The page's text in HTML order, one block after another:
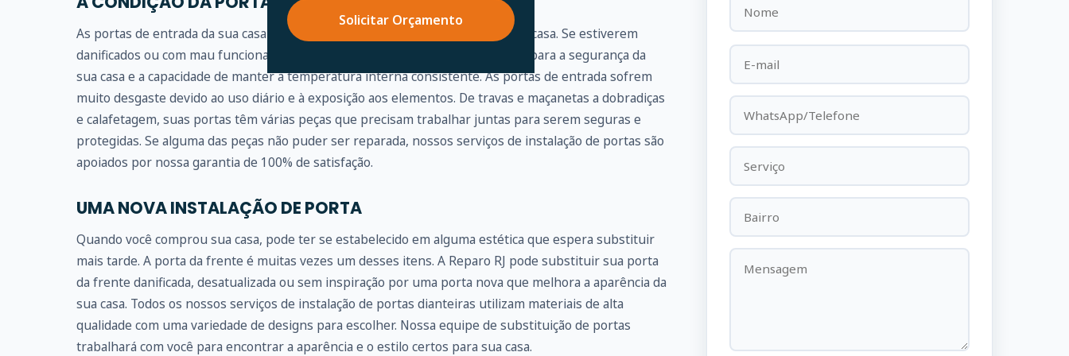
Solicitar Orçamento
As portas de entrada da sua casa são literalmente a porta de entrada para sua casa. Se estiverem
danificados ou com mau funcionamento, podem representar um grande risco para a segurança da
sua casa e a capacidade de manter a temperatura interna consistente. As portas de entrada sofrem
muito desgaste devido ao uso diário e à exposição aos elementos. De travas e maçanetas a dobradiças
e calafetagem, suas portas têm várias peças que precisam trabalhar juntas para serem seguras e
protegidas. Se alguma das peças não puder ser reparada, nossos serviços de instalação de portas são
apoiados por nossa garantia de 100% de satisfação.
UMA NOVA INSTALAÇÃO DE PORTA
Quando você comprou sua casa, pode ter se estabelecido em alguma estética que espera substituir
mais tarde. A porta da frente é muitas vezes um desses itens. A Reparo RJ pode substituir sua porta
da frente danificada, desatualizada ou sem inspiração por uma porta nova que melhora a aparência da
sua casa. Todos os nossos serviços de instalação de portas dianteiras utilizam materiais de alta
qualidade com uma variedade de designs para escolher. Nossa equipe de substituição de portas
trabalhará com você para encontrar a aparência e o estilo certos para sua casa.